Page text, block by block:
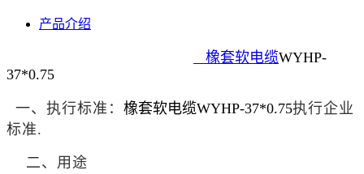
产品介绍
橡套软电缆WYHP-
37*0.75
一、执行标准： 橡套软电缆WYHP-37*0.75执行企业
标准.
二、用途